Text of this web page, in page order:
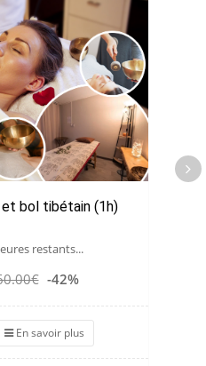
bol tibétain (1h)
restants...
-42%
En savoir plus